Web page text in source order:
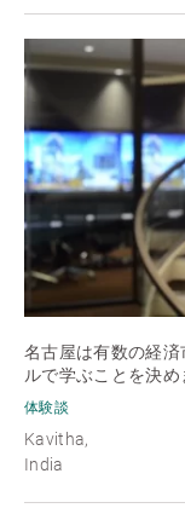
名古屋は有数の経
ルで学ぶことを決め
体験談
Kavitha,
India